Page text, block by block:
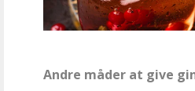
Andre måder at give